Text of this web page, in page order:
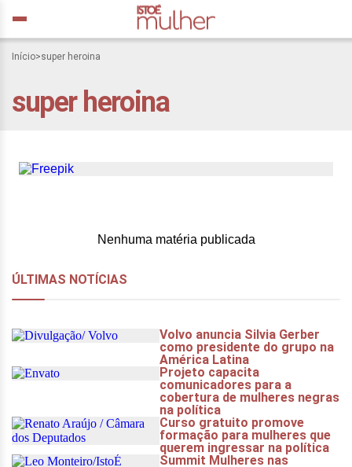
Início>super heroina
super heroina
Mesmo as heroínas
precisam pendurar a
capa: sem culpa, assuma,
Nenhuma matéria publicada